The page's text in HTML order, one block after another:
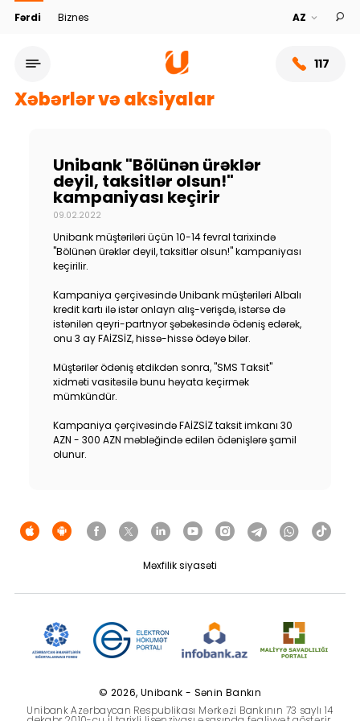
Fərdi Biznes
117
Xidmət şəbəkəsi
Bank haqqında
Dayanıqlılıq
Keşbek
Əlaqə və təkliflər
Xəbərlər və aksiyalar
Unibank "Bölünən ürəklər
deyil, taksitlər olsun!"
kampaniyası keçirir
09.02.2022
Unibank müştəriləri üçün 10-14 fevral tarixində
"Bölünən ürəklər deyil, taksitlər olsun!" kampaniyası
keçirilir.
Kampaniya çərçivəsində Unibank müştəriləri Albalı
kredit kartı ilə istər onlayn alış-verişdə, istərsə də
istənilən qeyri-partnyor şəbəkəsində ödəniş edərək,
onu 3 ay FAİZSİZ, hissə-hissə ödəyə bilər.
Müştərilər ödəniş etdikdən sonra, "SMS Taksit"
xidməti vasitəsilə bunu həyata keçirmək
mümkündür.
Kampaniya çərçivəsində FAİZSİZ taksit imkanı 30
AZN - 300 AZN məbləğində edilən ödənişlərə şamil
olunur.
Məxfilik siyasəti
© 2026, Unibank - Sənin Bankın
Unibank Azərbaycan Respublikası Mərkəzi Bankının 73 saylı 14